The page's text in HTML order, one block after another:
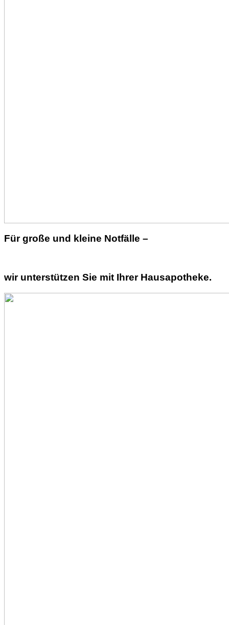
Für große und kleine Notfälle –
wir unterstützen Sie mit Ihrer Hausapotheke.